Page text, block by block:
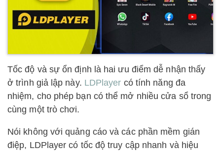
Tốc độ và sự ổn định là hai ưu điểm dễ nhận thấy
ở trình giả lập này. LDPlayer có tính năng đa
nhiệm, cho phép bạn có thể mở nhiều cửa sổ trong
cùng một trò chơi.
Nói không với quảng cáo và các phần mềm gián
điệp, LDPlayer có tốc độ truy cập nhanh và hiệu